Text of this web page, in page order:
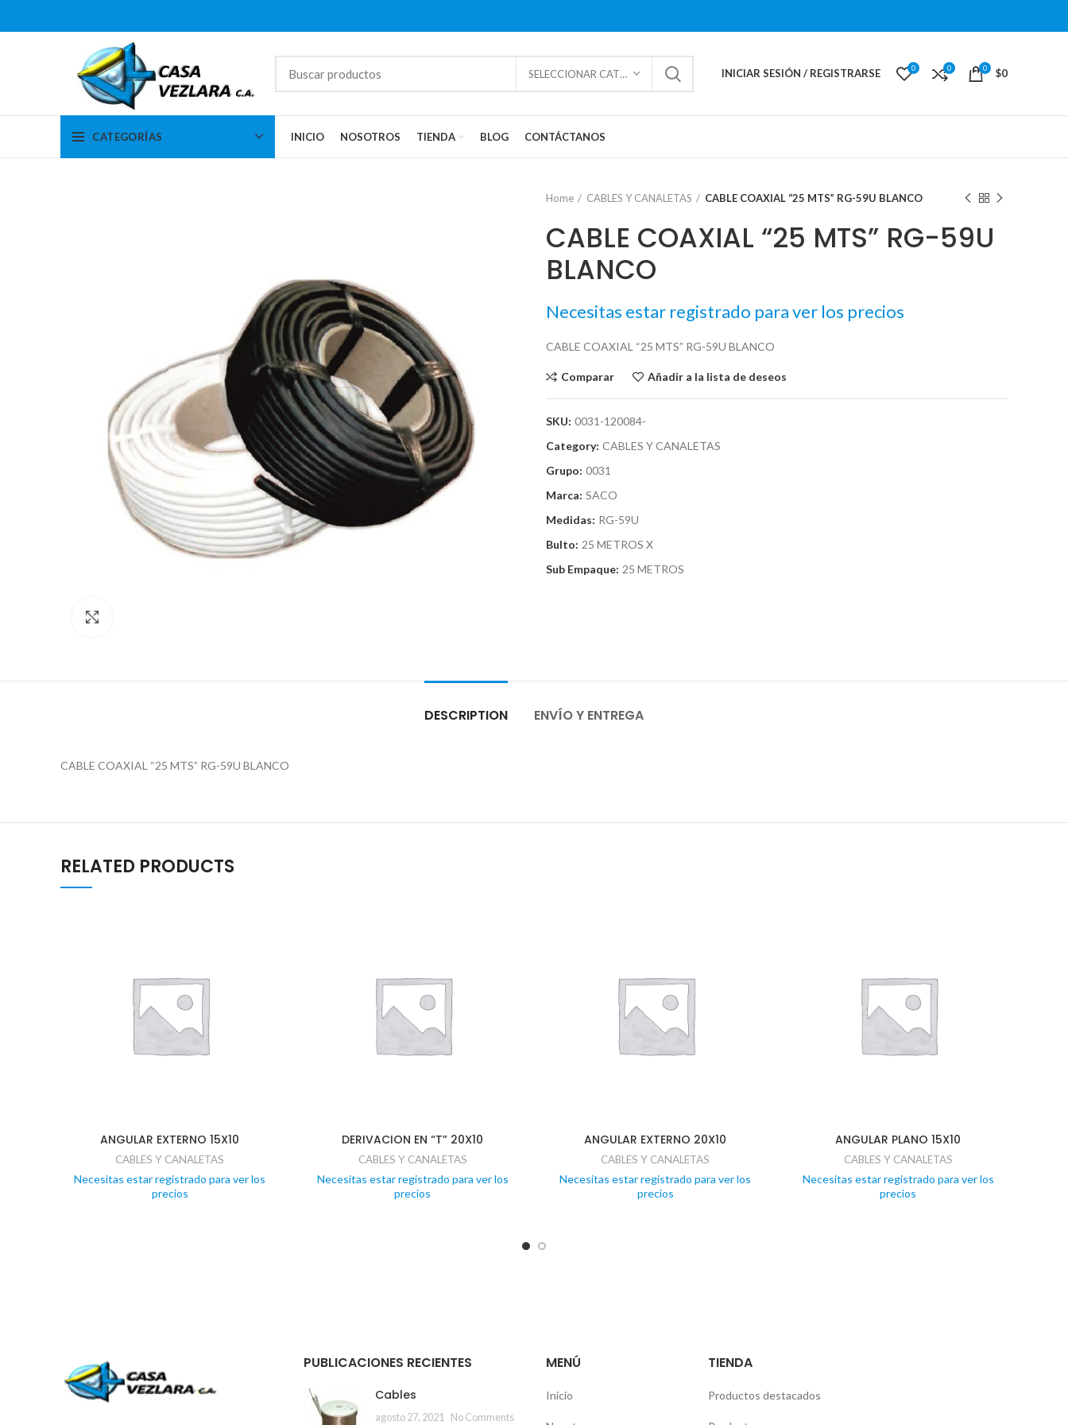
SELECCIONAR CATEGORÍAS INICIAR SESIÓN / REGISTRARSE 0 0 0 $0
CATEGORÍAS INICIO NOSOTROS TIENDA BLOG CONTÁCTANOS
Home CABLES Y CANALETAS CABLE COAXIAL “25 MTS” RG-59U BLANCO
CABLE COAXIAL “25 MTS” RG-59U
BLANCO
Necesitas estar registrado para ver los precios
CABLE COAXIAL “25 MTS” RG-59U BLANCO
Comparar Añadir a la lista de deseos
SKU: 0031-120084-
Category: CABLES Y CANALETAS
Grupo: 0031
Marca: SACO
Medidas: RG-59U
Bulto: 25 METROS X
Sub Empaque: 25 METROS
DESCRIPTION ENVÍO Y ENTREGA
CABLE COAXIAL “25 MTS” RG-59U BLANCO
RELATED PRODUCTS
ANGULAR EXTERNO 15X10
CABLES Y CANALETAS
Necesitas estar registrado para ver los
precios
DERIVACION EN “T” 20X10
CABLES Y CANALETAS
Necesitas estar registrado para ver los
precios
ANGULAR EXTERNO 20X10
CABLES Y CANALETAS
Necesitas estar registrado para ver los
precios
ANGULAR PLANO 15X10
CABLES Y CANALETAS
Necesitas estar registrado para ver los
precios
PUBLICACIONES RECIENTES
Cables
agosto 27, 2021 No Comments
MENÚ
Inicio
TIENDA
Productos destacados